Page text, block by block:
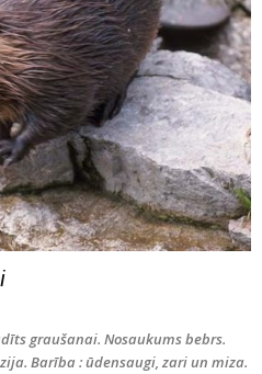
graušanai. Nosaukums bebrs.
Barība : ūdensaugi, zari un miza.